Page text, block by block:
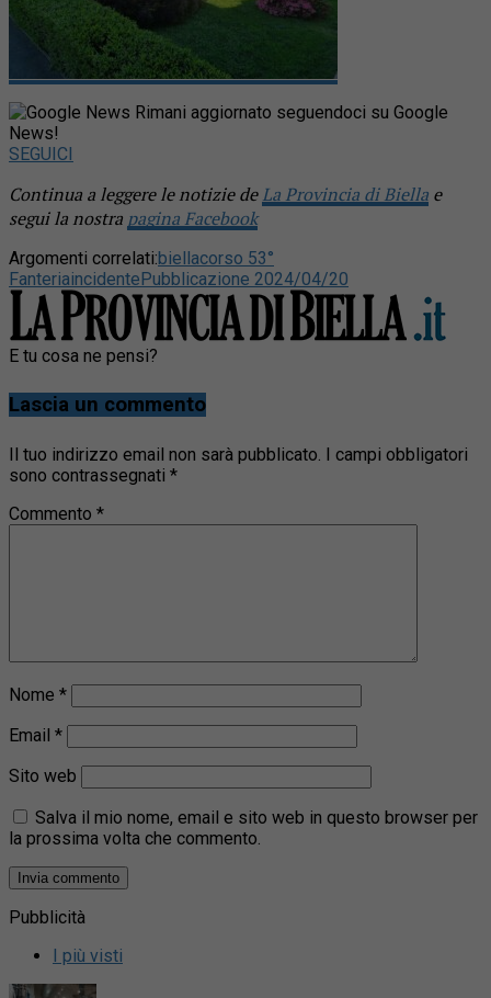
Rimani aggiornato seguendoci su Google
News!
SEGUICI
Continua a leggere le notizie deLa Provincia di Biella e
segui la nostra pagina Facebook
Argomenti correlati:biellacorso 53°
FanteriaincidentePubblicazione 2024/04/20
E tu cosa ne pensi?
Lascia un commento
Il tuo indirizzo email non sarà pubblicato.
I campi obbligatori
sono contrassegnati *
Commento *
Nome *
Email *
Sito web
Salva il mio nome, email e sito web in questo browser per
la prossima volta che commento.
Pubblicità
I più visti